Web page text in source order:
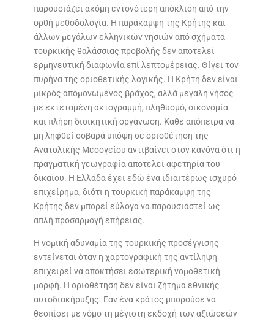
παρουσιάζει ακόμη εντονότερη απόκλιση από την
ορθή μεθοδολογία. Η παράκαμψη της Κρήτης και
άλλων μεγάλων ελληνικών νησιών από σχήματα
τουρκικής θαλάσσιας προβολής δεν αποτελεί
ερμηνευτική διαφωνία επί λεπτομέρειας. Θίγει τον
πυρήνα της οριοθετικής λογικής. Η Κρήτη δεν είναι
μικρός απομονωμένος βράχος, αλλά μεγάλη νήσος
με εκτεταμένη ακτογραμμή, πληθυσμό, οικονομία
και πλήρη διοικητική οργάνωση. Κάθε απόπειρα να
μη ληφθεί σοβαρά υπόψη σε οριοθέτηση της
Ανατολικής Μεσογείου αντιβαίνει στον κανόνα ότι η
πραγματική γεωγραφία αποτελεί αφετηρία του
δικαίου. Η Ελλάδα έχει εδώ ένα ιδιαιτέρως ισχυρό
επιχείρημα, διότι η τουρκική παράκαμψη της
Κρήτης δεν μπορεί εύλογα να παρουσιαστεί ως
απλή προσαρμογή επήρειας.
Η νομική αδυναμία της τουρκικής προσέγγισης
εντείνεται όταν η χαρτογραφική της αντίληψη
επιχειρεί να αποκτήσει εσωτερική νομοθετική
μορφή. Η οριοθέτηση δεν είναι ζήτημα εθνικής
αυτοδιακήρυξης. Εάν ένα κράτος μπορούσε να
θεσπίσει με νόμο τη μέγιστη εκδοχή των αξιώσεών